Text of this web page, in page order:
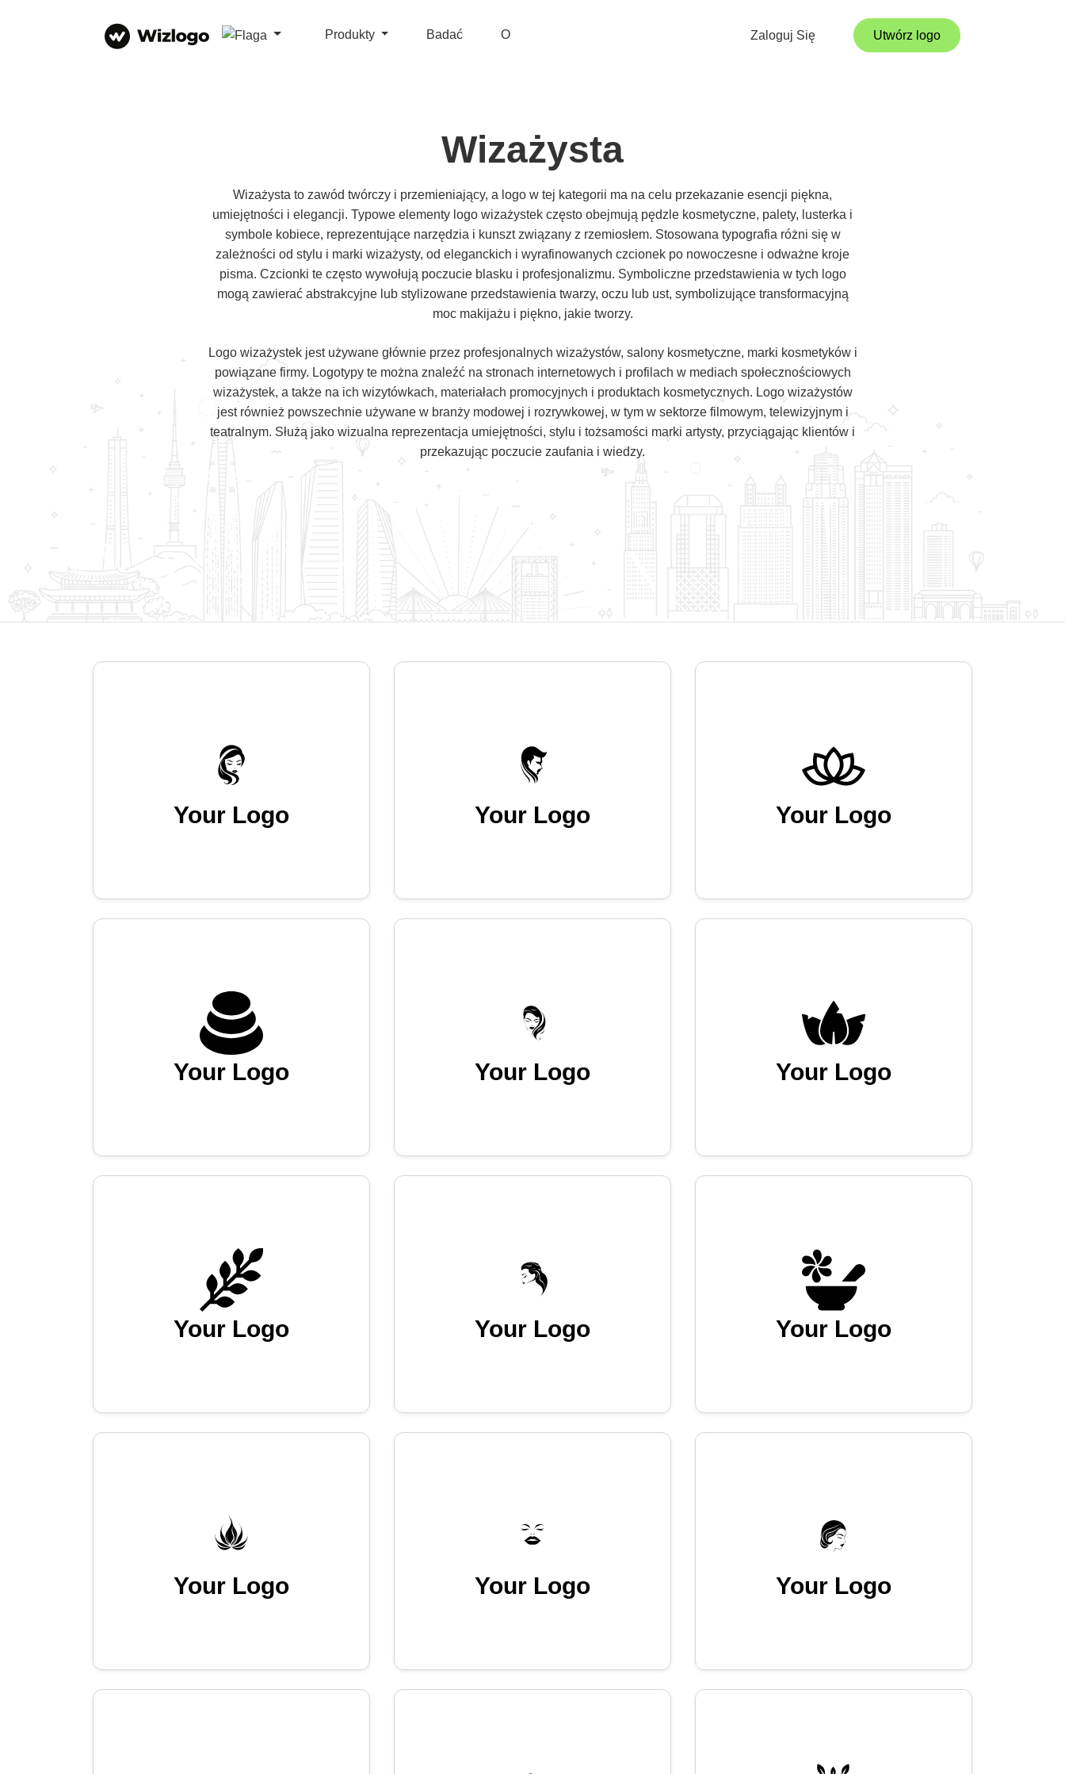
Produkty Badać O Zaloguj Się Utwórz logo
Wizażysta
Wizażysta to zawód twórczy i przemieniający, a logo w tej kategorii ma na celu przekazanie esencji piękna,
umiejętności i elegancji. Typowe elementy logo wizażystek często obejmują pędzle kosmetyczne, palety, lusterka i
symbole kobiece, reprezentujące narzędzia i kunszt związany z rzemiosłem. Stosowana typografia różni się w
zależności od stylu i marki wizażysty, od eleganckich i wyrafinowanych czcionek po nowoczesne i odważne kroje
pisma. Czcionki te często wywołują poczucie blasku i profesjonalizmu. Symboliczne przedstawienia w tych logo
mogą zawierać abstrakcyjne lub stylizowane przedstawienia twarzy, oczu lub ust, symbolizujące transformacyjną
moc makijażu i piękno, jakie tworzy.
Logo wizażystek jest używane głównie przez profesjonalnych wizażystów, salony kosmetyczne, marki kosmetyków i
powiązane firmy. Logotypy te można znaleźć na stronach internetowych i profilach w mediach społecznościowych
wizażystek, a także na ich wizytówkach, materiałach promocyjnych i produktach kosmetycznych. Logo wizażystów
jest również powszechnie używane w branży modowej i rozrywkowej, w tym w sektorze filmowym, telewizyjnym i
teatralnym. Służą jako wizualna reprezentacja umiejętności, stylu i tożsamości marki artysty, przyciągając klientów i
przekazując poczucie zaufania i wiedzy.
Your Logo Your Logo Your Logo
Your Logo Your Logo Your Logo
Your Logo Your Logo Your Logo
Your Logo Your Logo Your Logo